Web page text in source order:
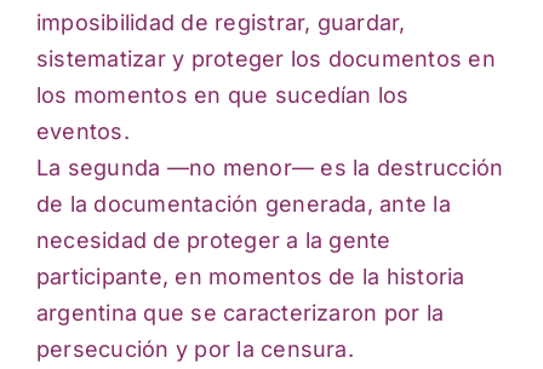
imposibilidad de registrar, guardar,
sistematizar y proteger los documentos en
los momentos en que sucedían los
eventos.
La segunda —no menor— es la destrucción
de la documentación generada, ante la
necesidad de proteger a la gente
participante, en momentos de la historia
argentina que se caracterizaron por la
persecución y por la censura.